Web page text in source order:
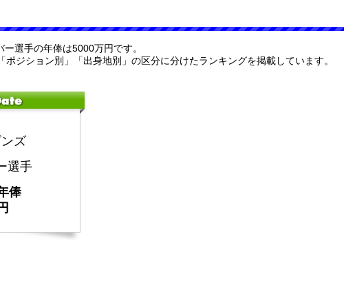
選手の年俸は5000万円です。
ジション別」「出身地別」の区分に分けたランキングを掲載しています。
ズ
選手
俸